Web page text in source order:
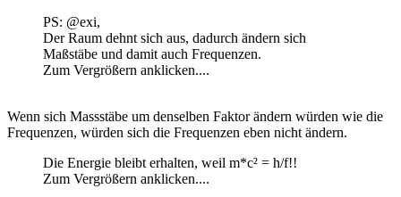
PS: @exi,
Der Raum dehnt sich aus, dadurch ändern sich
Maßstäbe und damit auch Frequenzen.
Zum Vergrößern anklicken....
Wenn sich Massstäbe um denselben Faktor ändern würden wie die
Frequenzen, würden sich die Frequenzen eben nicht ändern.
Die Energie bleibt erhalten, weil m*c² = h/f!!
Zum Vergrößern anklicken....